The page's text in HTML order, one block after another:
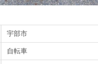
宇部市
自転車